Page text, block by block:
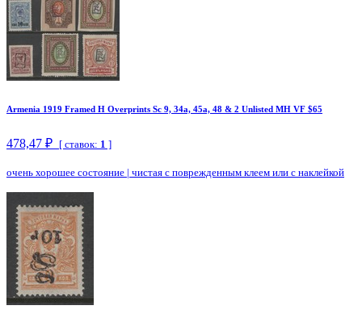
Armenia 1919 Framed H Overprints Sc 9, 34a, 45a, 48 & 2 Unlisted MH VF $65
478,47 ₽ [ ставок: 1 ]
очень хорошее состояние | чистая с поврежденным клеем или с наклейкой